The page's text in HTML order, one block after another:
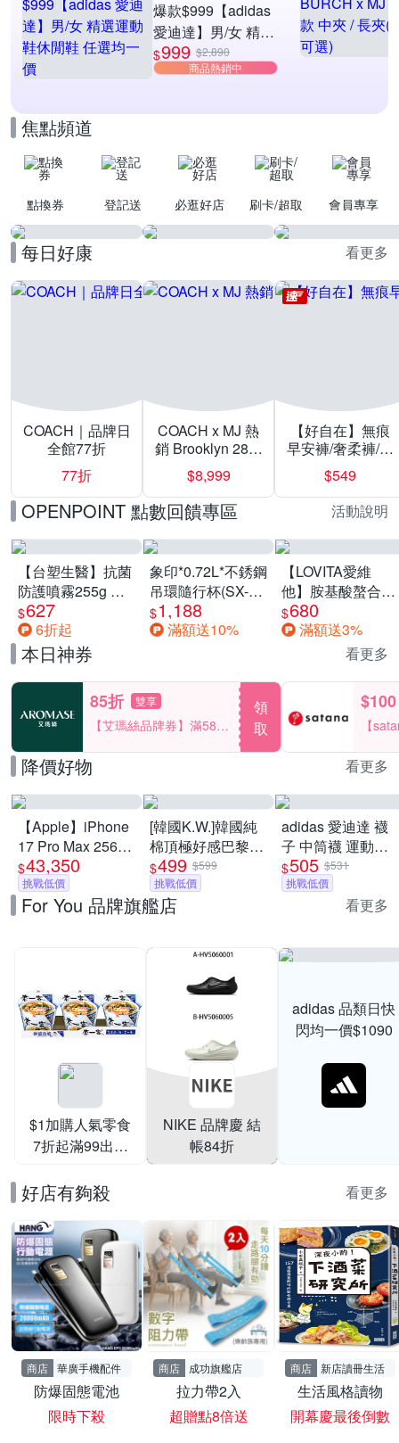
爆款$999【adidas
愛迪達】男/女 精選
運動鞋休閒鞋 任選
均一價
$999 $2,890
商品熱銷中
焦點頻道
點換券 登記送 必逛好店 刷卡/超取 會員專享
每日好康 看更多
COACH｜品牌日
全館77折
77折
COACH x MJ 熱
銷 Brooklyn 28／
兩用／斜背包均
一價-多款可選
$8,999
【好自在】無痕
早安褲/奢柔褲/熊
抱安睡褲 超值組
任選一組 -生理
褲/衛生棉褲(無痕
褲18片、安睡褲
24片)
$549
OPENPOINT 點數回饋專區 活動說明
【台塑生醫】抗菌
防護噴霧255g 三
入組
$627
6折起
象印*0.72L*不銹鋼
吊環隨行杯(SX-
LA72H)
$1,188
滿額送10%
【LOVITA愛維
他】胺基酸螯合鋅
x2瓶30mg素食錠
(鋅錠)
$680
滿額送3%
本日神券 看更多
85折 雙享
【艾瑪絲品牌券】滿580
領
取
$100
【
降價好物 看更多
【Apple】iPhone
17 Pro Max 256G
6.9吋 手機
$43,350
挑戰低價
[韓國K.W.]韓國純
棉頂極好感巴黎設
計華麗上衣(壓褶/
中大尺碼/修身/輕
薄/小香風)
$499 $599
挑戰低價
adidas 愛迪達 襪
子 中筒襪 運動襪
三葉草 TIE DYE
CREW 咖紅
$505 $531
挑戰低價
For You 品牌旗艦店 看更多
$1加購人氣零食
7折起滿99出貨
NIKE 品牌慶 結
帳84折
adidas 品類日快
閃均一價$1090
好店有夠殺 看更多
商店 華廣手機配件
防爆固態電池
限時下殺
商店 成功旗艦店
拉力帶2入
超贈點8倍送
商店 新店讀冊生活
生活風格讀物
開幕慶最後倒數